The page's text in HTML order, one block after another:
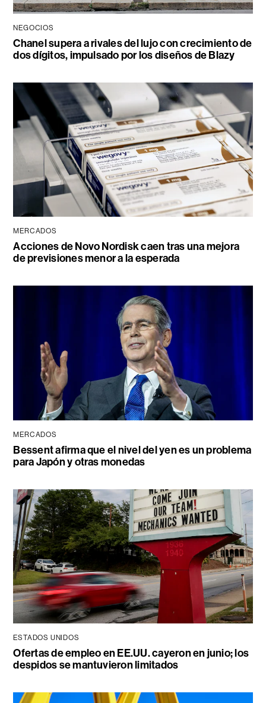
NEGOCIOS
Chanel supera a rivales del lujo con crecimiento de
dos dígitos, impulsado por los diseños de Blazy
MERCADOS
Acciones de Novo Nordisk caen tras una mejora
de previsiones menor a la esperada
MERCADOS
Bessent afirma que el nivel del yen es un problema
para Japón y otras monedas
ESTADOS UNIDOS
Ofertas de empleo en EE.UU. cayeron en junio; los
despidos se mantuvieron limitados